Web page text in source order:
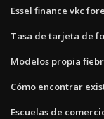
Essel finance vkc
Tasa de tarjeta de
Modelos propia
Cómo encontrar
Escuelas de